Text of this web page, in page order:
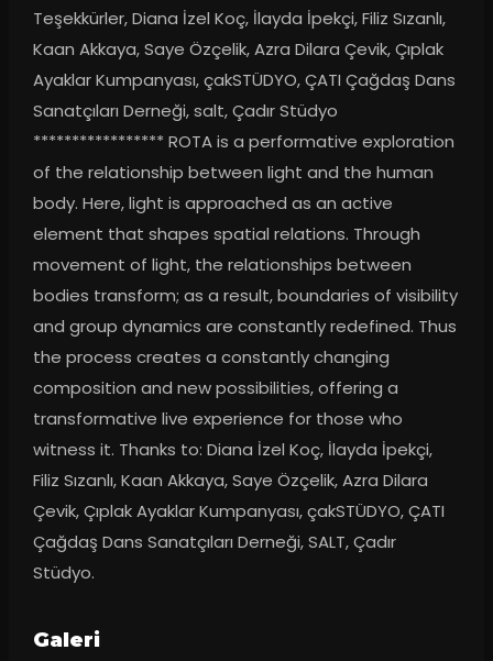
Teşekkürler, Diana İzel Koç, İlayda İpekçi, Filiz Sızanlı,
Kaan Akkaya, Saye Özçelik, Azra Dilara Çevik, Çıplak
Ayaklar Kumpanyası, çakSTÜDYO, ÇATI Çağdaş Dans
Sanatçıları Derneği, salt, Çadır Stüdyo
***************** ROTA is a performative exploration
of the relationship between light and the human
body. Here, light is approached as an active
element that shapes spatial relations. Through
movement of light, the relationships between
bodies transform; as a result, boundaries of visibility
and group dynamics are constantly redefined. Thus
the process creates a constantly changing
composition and new possibilities, offering a
transformative live experience for those who
witness it. Thanks to: Diana İzel Koç, İlayda İpekçi,
Filiz Sızanlı, Kaan Akkaya, Saye Özçelik, Azra Dilara
Çevik, Çıplak Ayaklar Kumpanyası, çakSTÜDYO, ÇATI
Çağdaş Dans Sanatçıları Derneği, SALT, Çadır
Stüdyo.
Galeri